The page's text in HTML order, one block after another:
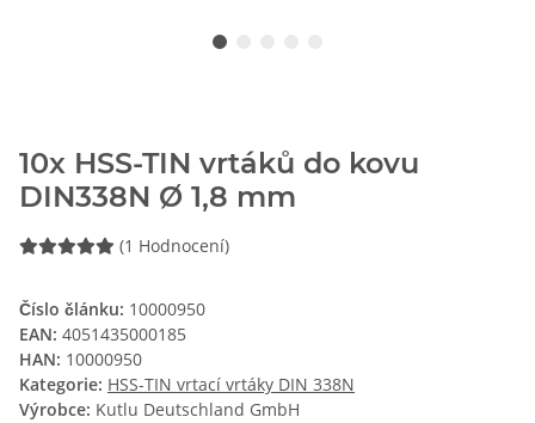
10x HSS-TIN vrtáků do kovu
DIN338N Ø 1,8 mm
(1 Hodnocení)
Číslo článku: 10000950
EAN: 4051435000185
HAN: 10000950
Kategorie: HSS-TIN vrtací vrtáky DIN 338N
Výrobce: Kutlu Deutschland GmbH